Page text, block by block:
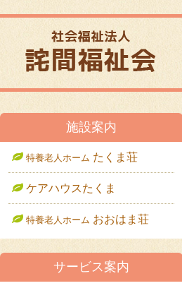
施設案内
特養老人ホーム たくま荘
ケアハウスたくま
特養老人ホーム おおはま荘
サービス案内